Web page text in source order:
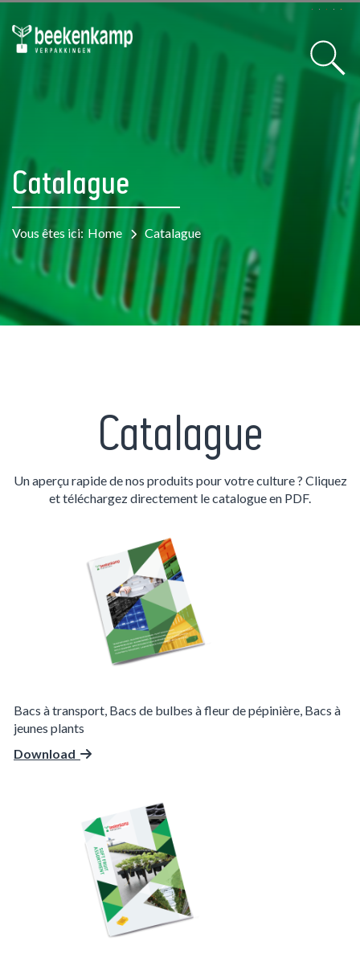
Header brochures
Catalague
Vous êtes ici: Home Catalague
Catalague
Un aperçu rapide de nos produits pour votre culture ? Cliquez
et téléchargez directement le catalogue en PDF.
Bacs à transport, Bacs de bulbes à fleur de pépinière, Bacs à
jeunes plants
Download